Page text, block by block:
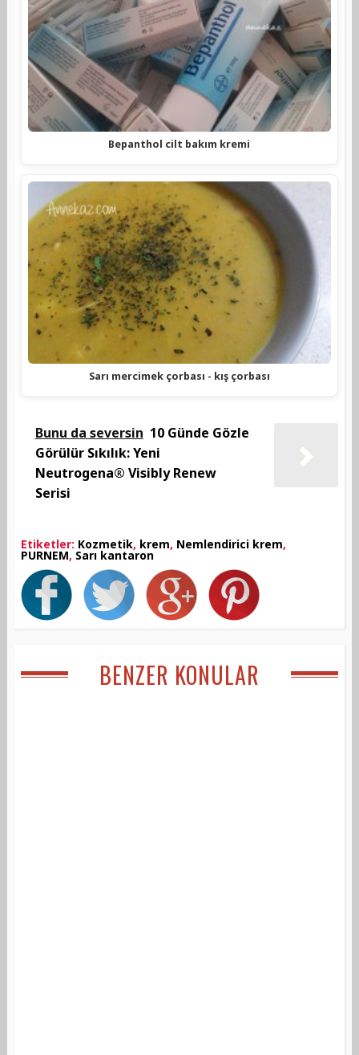
Bepanthol cilt bakım kremi
Sarı mercimek çorbası - kış çorbası
Bunu da seversin 10 Günde Gözle
Görülür Sıkılık: Yeni
Neutrogena® Visibly Renew
Serisi
Etiketler: Kozmetik, krem, Nemlendirici krem,
PURNEM, Sarı kantaron
BENZER KONULAR